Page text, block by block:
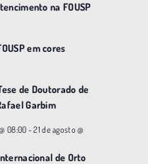
na FOUSP
em cores
de Doutorado de
Garbim
08:00-21 de agosto @
de Orto